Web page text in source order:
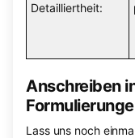
Detailliertheit:
Anschreiben
Lass uns noch